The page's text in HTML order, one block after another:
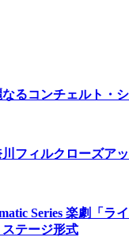
るコンチェルト・
フィルクローズア
Series 楽劇「ラ
ステージ形式